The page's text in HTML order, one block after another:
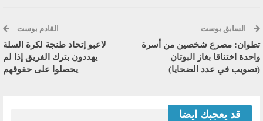
السابق بوست
تطوان: مصرع شخصين من أسرة
واحدة اختناقا بغاز البوتان
(تصويب في عدد الضحايا)
القادم بوست
لاعبو إتحاد طنجة لكرة السلة
يهددون بترك الفريق إذا لم
يحصلوا على حقوقهم
قد يعجبك ايضا